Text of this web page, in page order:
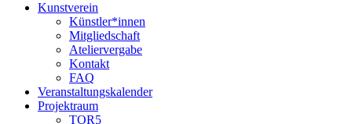
Kunstverein
Künstler*innen
Mitgliedschaft
Ateliervergabe
Kontakt
FAQ
Veranstaltungskalender
Projektraum
TOR5